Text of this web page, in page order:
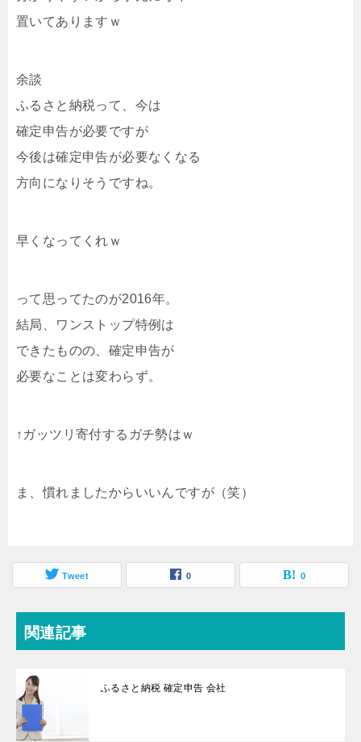
置いてありますｗ
余談
ふるさと納税って、今は
確定申告が必要ですが
今後は確定申告が必要なくなる
方向になりそうですね。
早くなってくれｗ
って思ってたのが2016年。
結局、ワンストップ特例は
できたものの、確定申告が
必要なことは変わらず。
↑ガッツリ寄付するガチ勢はｗ
ま、慣れましたからいいんですが（笑）
Tweet 0 0
関連記事
ふるさと納税 確定申告 会社